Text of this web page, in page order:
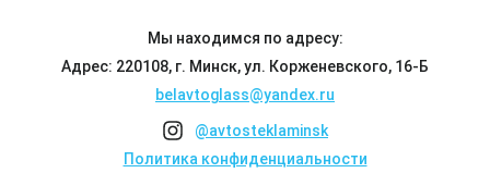
Мы находимся по адресу:
Адрес: 220108, г. Минск, ул. Корженевского, 16-Б
belavtoglass@yandex.ru
@avtosteklaminsk
Политика конфиденциальности